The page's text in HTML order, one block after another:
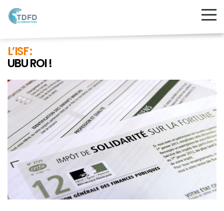
L’ISF :
UBU ROI !